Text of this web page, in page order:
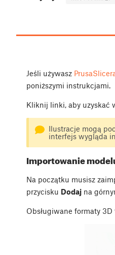
Jeśli używasz
poniższymi instrukcjami.
Kliknij linki, aby uzyskać
Ilustracje mogą
interfejs wygląda
Importowanie
Na początku musisz
przycisku Dodaj na
Obsługiwane formaty 3D